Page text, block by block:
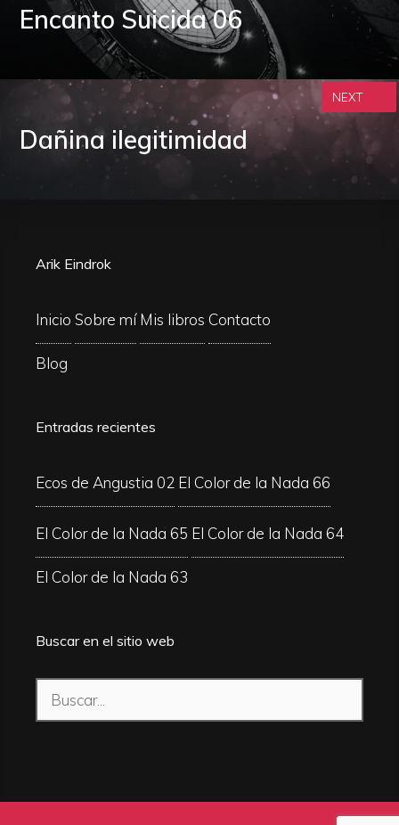
Encanto Suicida 06
Dañina ilegitimidad
NEXT
Arik Eindrok
Inicio Sobre mí Mis libros Contacto
Blog
Entradas recientes
Ecos de Angustia 02 El Color de la Nada 66
El Color de la Nada 65 El Color de la Nada 64
El Color de la Nada 63
Buscar en el sitio web
Buscar: